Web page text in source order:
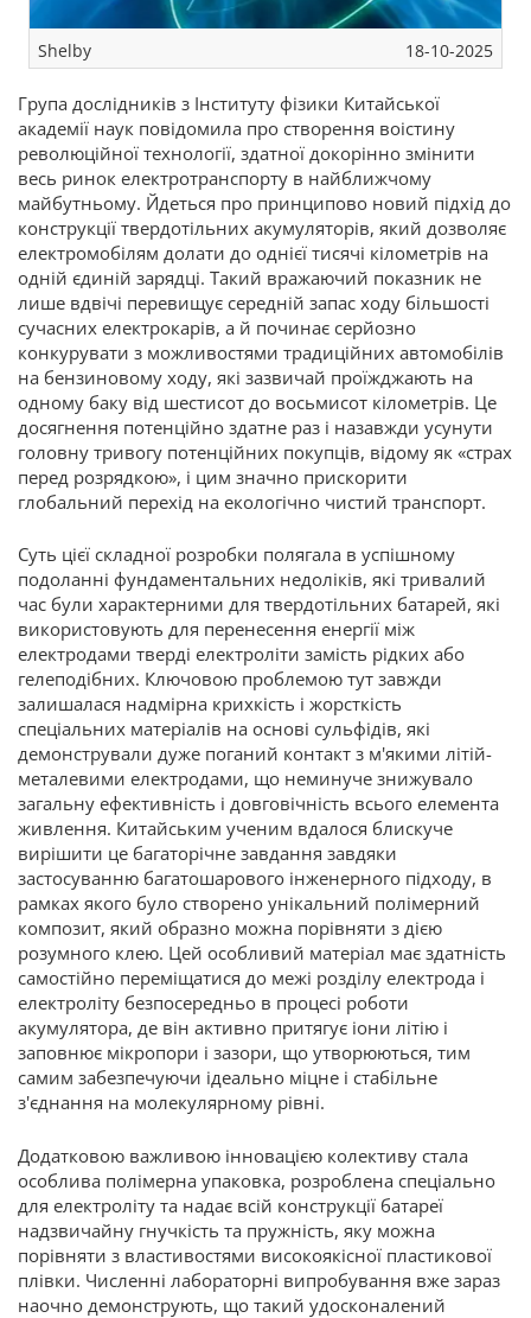
Shelby 18-10-2025
Група дослідників з Інституту фізики Китайської
академії наук повідомила про створення воістину
революційної технології, здатної докорінно змінити
весь ринок електротранспорту в найближчому
майбутньому. Йдеться про принципово новий підхід до
конструкції твердотільних акумуляторів, який дозволяє
електромобілям долати до однієї тисячі кілометрів на
одній єдиній зарядці. Такий вражаючий показник не
лише вдвічі перевищує середній запас ходу більшості
сучасних електрокарів, а й починає серйозно
конкурувати з можливостями традиційних автомобілів
на бензиновому ходу, які зазвичай проїжджають на
одному баку від шестисот до восьмисот кілометрів. Це
досягнення потенційно здатне раз і назавжди усунути
головну тривогу потенційних покупців, відому як «страх
перед розрядкою», і цим значно прискорити
глобальний перехід на екологічно чистий транспорт.
Суть цієї складної розробки полягала в успішному
подоланні фундаментальних недоліків, які тривалий
час були характерними для твердотільних батарей, які
використовують для перенесення енергії між
електродами тверді електроліти замість рідких або
гелеподібних. Ключовою проблемою тут завжди
залишалася надмірна крихкість і жорсткість
спеціальних матеріалів на основі сульфідів, які
демонстрували дуже поганий контакт з м'якими літій-
металевими електродами, що неминуче знижувало
загальну ефективність і довговічність всього елемента
живлення. Китайським ученим вдалося блискуче
вирішити це багаторічне завдання завдяки
застосуванню багатошарового інженерного підходу, в
рамках якого було створено унікальний полімерний
композит, який образно можна порівняти з дією
розумного клею. Цей особливий матеріал має здатність
самостійно переміщатися до межі розділу електрода і
електроліту безпосередньо в процесі роботи
акумулятора, де він активно притягує іони літію і
заповнює мікропори і зазори, що утворюються, тим
самим забезпечуючи ідеально міцне і стабільне
з'єднання на молекулярному рівні.
Додатковою важливою інновацією колективу стала
особлива полімерна упаковка, розроблена спеціально
для електроліту та надає всій конструкції батареї
надзвичайну гнучкість та пружність, яку можна
порівняти з властивостями високоякісної пластикової
плівки. Численні лабораторні випробування вже зараз
наочно демонструють, що такий удосконалений